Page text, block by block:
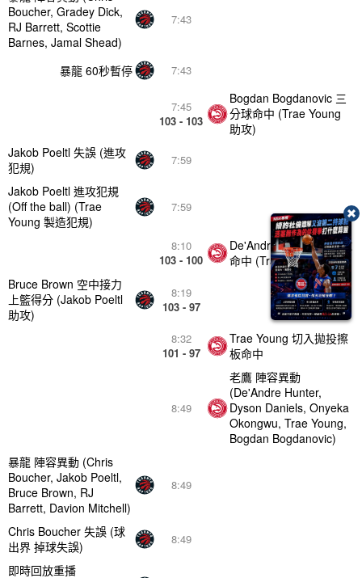
即時回放重播
8:49
Chris Boucher 失誤 (球
出界 掉球失誤)
8:49
暴龍 陣容異動 (Chris
Boucher, Jakob Poeltl,
Bruce Brown, RJ
Barrett, Davion Mitchell)
8:49
老鷹 陣容異動
(De'Andre Hunter,
Dyson Daniels, Onyeka
Okongwu, Trae Young,
Bogdan Bogdanovic)
8:32
101 - 97
Trae Young 切入拋投擦
板命中
8:19
103 - 97
Bruce Brown 空中接力
上籃得分 (Jakob Poeltl
助攻)
8:10
103 - 100
De'Andre Hunter 三分球
命中 (Trae Young 助攻)
7:59
Jakob Poeltl 進攻犯規
(Off the ball) (Trae
Young 製造犯規)
7:59
Jakob Poeltl 失誤 (進攻
犯規)
7:45
103 - 103
Bogdan Bogdanovic 三
分球命中 (Trae Young
助攻)
7:43
暴龍 60秒暫停
7:43
Boucher, Gradey Dick,
RJ Barrett, Scottie
Barnes, Jamal Shead)